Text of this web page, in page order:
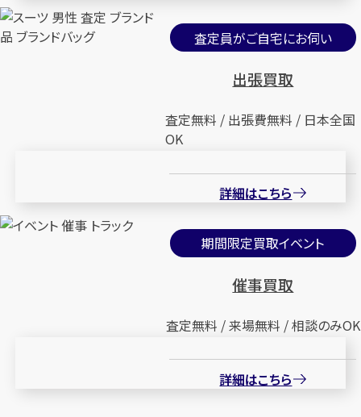
査定員がご自宅にお伺い
出張買取
査定無料 / 出張費無料 / 日本全国
OK
詳細はこちら
期間限定買取イベント
催事買取
査定無料 / 来場無料 / 相談のみOK
詳細はこちら